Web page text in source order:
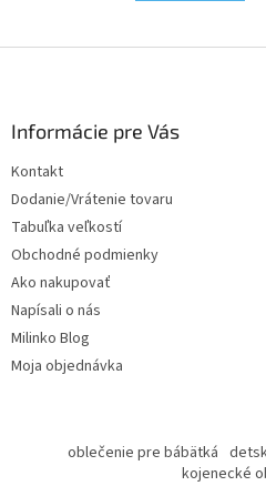
Informácie pre Vás
Kontakt
Dodanie/Vrátenie tovaru
Tabuľka veľkostí
Obchodné podmienky
Ako nakupovať
Napísali o nás
Milinko Blog
Moja objednávka
oblečenie pre bábätká
kojenecké